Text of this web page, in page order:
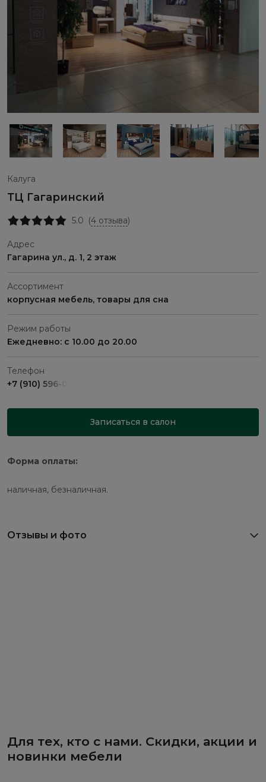
Калуга
ТЦ Гагаринский
5.0 (4 отзыва)
Адрес
Гагарина ул., д. 1, 2 этаж
Ассортимент
корпусная мебель, товары для сна
Режим работы
Ежедневно: с 10.00 до 20.00
Телефон
+7 (910) 596-09-54
Записаться в салон
Форма оплаты:
наличная, безналичная.
Отзывы и фото
Для тех, кто с нами. Скидки, акции и
новинки мебели